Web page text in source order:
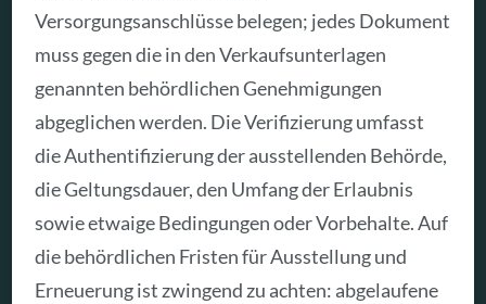
Versorgungsanschlüsse belegen; jedes Dokument
muss gegen die in den Verkaufsunterlagen
genannten behördlichen Genehmigungen
abgeglichen werden. Die Verifizierung umfasst
die Authentifizierung der ausstellenden Behörde,
die Geltungsdauer, den Umfang der Erlaubnis
sowie etwaige Bedingungen oder Vorbehalte. Auf
die behördlichen Fristen für Ausstellung und
Erneuerung ist zwingend zu achten: abgelaufene